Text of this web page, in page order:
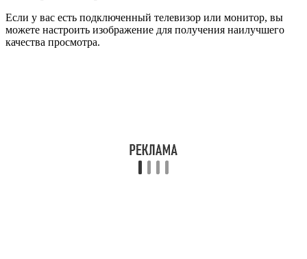
Если у вас есть подключенный телевизор или монитор, вы
можете настроить изображение для получения наилучшего
качества просмотра.